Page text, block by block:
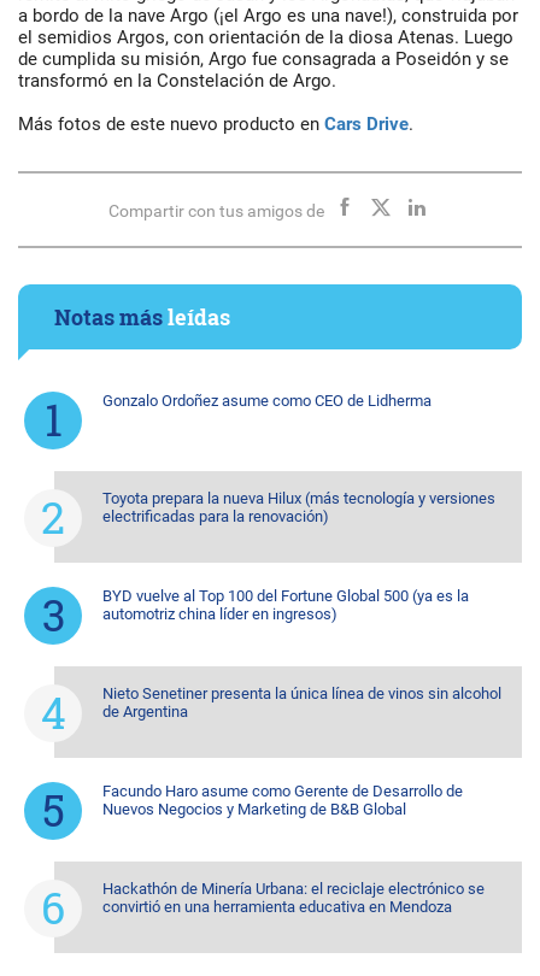
a bordo de la nave Argo (¡el Argo es una nave!), construida por
el semidios Argos, con orientación de la diosa Atenas. Luego
de cumplida su misión, Argo fue consagrada a Poseidón y se
transformó en la Constelación de Argo.
Más fotos de este nuevo producto en Cars Drive.
Compartir con tus amigos de
Notas másleídas
Gonzalo Ordoñez asume como CEO de Lidherma
Toyota prepara la nueva Hilux (más tecnología y versiones
electrificadas para la renovación)
BYD vuelve al Top 100 del Fortune Global 500 (ya es la
automotriz china líder en ingresos)
Nieto Senetiner presenta la única línea de vinos sin alcohol
de Argentina
Facundo Haro asume como Gerente de Desarrollo de
Nuevos Negocios y Marketing de B&B Global
Hackathón de Minería Urbana: el reciclaje electrónico se
convirtió en una herramienta educativa en Mendoza